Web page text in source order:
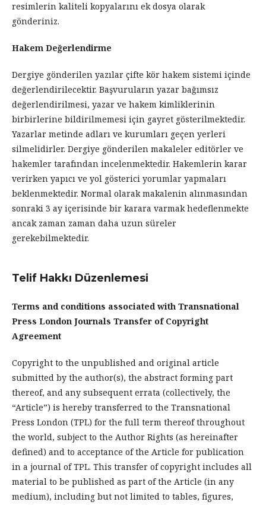
resimlerin kaliteli kopyalarını ek dosya olarak
gönderiniz.
Hakem Değerlendirme
Dergiye gönderilen yazılar çifte kör hakem sistemi içinde
değerlendirilecektir. Başvuruların yazar bağımsız
değerlendirilmesi, yazar ve hakem kimliklerinin
birbirlerine bildirilmemesi için gayret gösterilmektedir.
Yazarlar metinde adları ve kurumları geçen yerleri
silmelidirler. Dergiye gönderilen makaleler editörler ve
hakemler tarafından incelenmektedir. Hakemlerin karar
verirken yapıcı ve yol gösterici yorumlar yapmaları
beklenmektedir. Normal olarak makalenin alınmasından
sonraki 3 ay içerisinde bir karara varmak hedeflenmekte
ancak zaman zaman daha uzun süreler
gerekebilmektedir.
Telif Hakkı Düzenlemesi
Terms and conditions associated with Transnational
Press London Journals Transfer of Copyright
Agreement
Copyright to the unpublished and original article
submitted by the author(s), the abstract forming part
thereof, and any subsequent errata (collectively, the
“Article”) is hereby transferred to the Transnational
Press London (TPL) for the full term thereof throughout
the world, subject to the Author Rights (as hereinafter
defined) and to acceptance of the Article for publication
in a journal of TPL. This transfer of copyright includes all
material to be published as part of the Article (in any
medium), including but not limited to tables, figures,